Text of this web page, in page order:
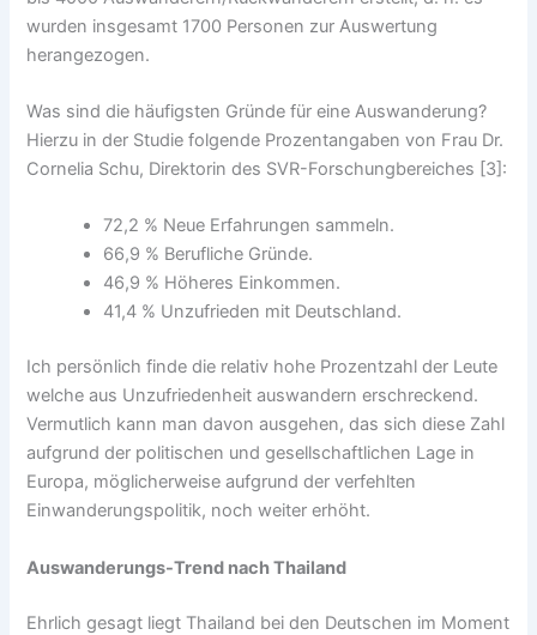
wurden insgesamt 1700 Personen zur Auswertung
herangezogen.
Was sind die häufigsten Gründe für eine Auswanderung?
Hierzu in der Studie folgende Prozentangaben von Frau Dr.
Cornelia Schu, Direktorin des SVR-Forschungbereiches [3]:
72,2 % Neue Erfahrungen sammeln.
66,9 % Berufliche Gründe.
46,9 % Höheres Einkommen.
41,4 % Unzufrieden mit Deutschland.
Ich persönlich finde die relativ hohe Prozentzahl der Leute
welche aus Unzufriedenheit auswandern erschreckend.
Vermutlich kann man davon ausgehen, das sich diese Zahl
aufgrund der politischen und gesellschaftlichen Lage in
Europa, möglicherweise aufgrund der verfehlten
Einwanderungspolitik, noch weiter erhöht.
Auswanderungs-Trend nach Thailand
Ehrlich gesagt liegt Thailand bei den Deutschen im Moment